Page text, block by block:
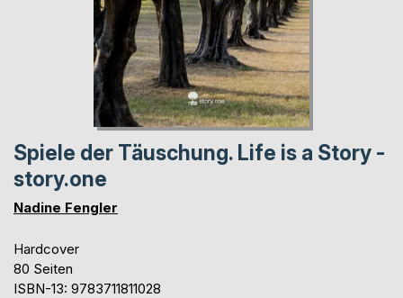
Spiele der Täuschung. Life is a Story -
story.one
Nadine Fengler
Hardcover
80 Seiten
ISBN-13: 9783711811028